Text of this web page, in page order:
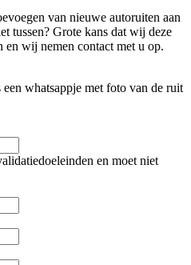
van nieuwe autoruiten aan
tussen? Grote kans dat wij deze
wij nemen contact met u op.
whatsappje met foto van de ruit
en moet niet